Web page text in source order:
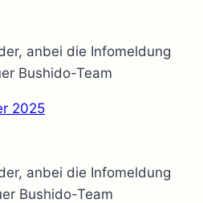
anbei die Infomeldung
Bushido-Team
2025
anbei die Infomeldung
Bushido-Team